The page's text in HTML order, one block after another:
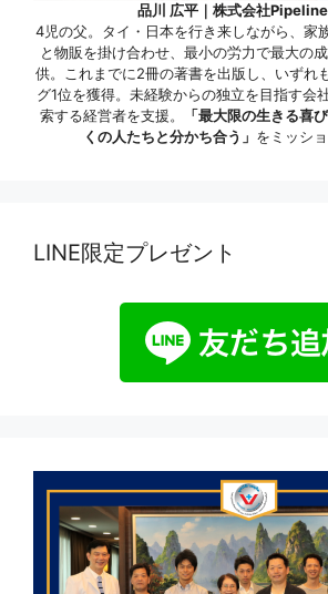
品川 広平｜株式会社
4児の父。タイ・日本を行き来しながら、家
と物販を掛け合わせ、最小の労力で最大の
供。これまでに2冊の著書を出版し、いずれ
グ1位を獲得。未経験からの独立を目指す会
索する経営者を支援。
「最大限の生きる喜
くの人たちと分かち合う」 をミッシ
LINE限定プレゼント